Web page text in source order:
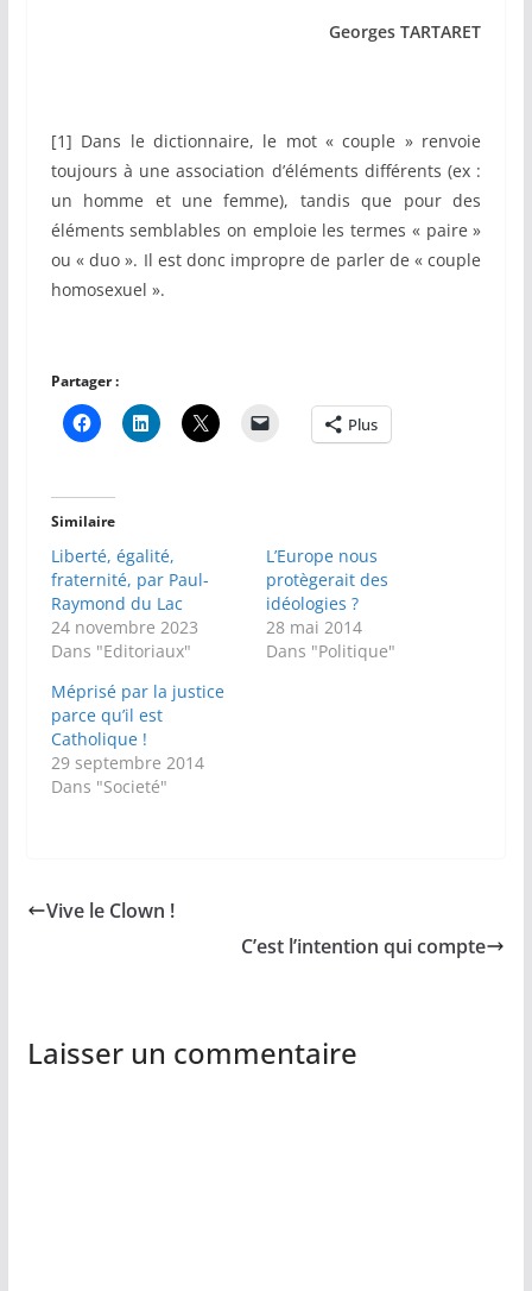
Georges TARTARET
[1] Dans le dictionnaire, le mot « couple » renvoie
toujours à une association d’éléments différents (ex :
un homme et une femme), tandis que pour des
éléments semblables on emploie les termes « paire »
ou « duo ». Il est donc impropre de parler de « couple
homosexuel ».
Partager :
Plus
Similaire
Liberté, égalité,
fraternité, par Paul-
Raymond du Lac
24 novembre 2023
Dans "Editoriaux"
L’Europe nous
protègerait des
idéologies ?
28 mai 2014
Dans "Politique"
Méprisé par la justice
parce qu’il est
Catholique !
29 septembre 2014
Dans "Societé"
Vive le Clown !
C’est l’intention qui compte
Laisser un commentaire